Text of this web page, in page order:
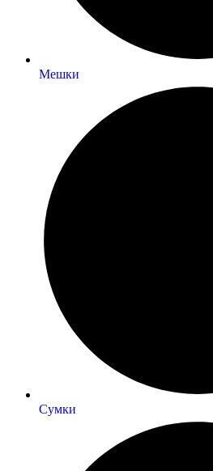
Мешки
Сумки